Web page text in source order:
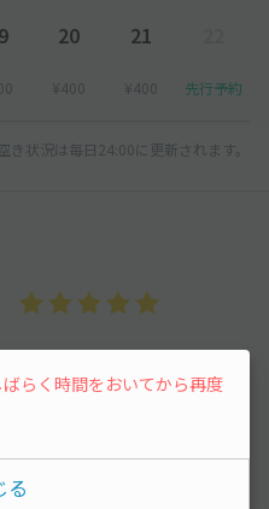
20
¥400
21
¥400 先行予約
き状況は毎日24:00に更新されます。
駐車料金
5
らく時間をおいてから再度
る